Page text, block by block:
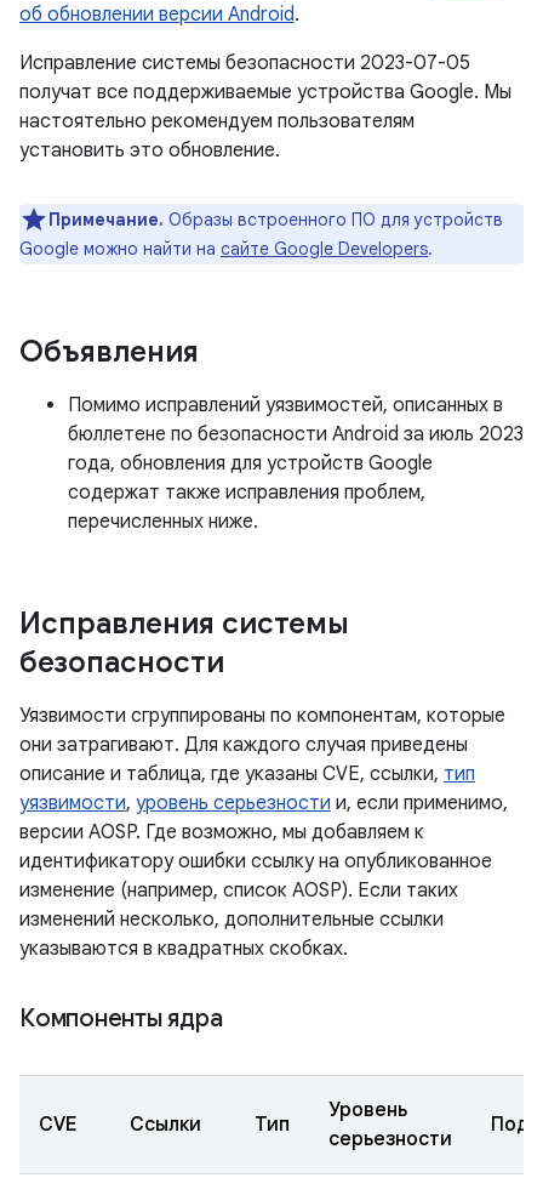
об обновлении версии Android.
Исправление системы безопасности 2023-07-05
получат все поддерживаемые устройства Google. Мы
настоятельно рекомендуем пользователям
установить это обновление.
Примечание. Образы встроенного ПО для устройств
Google можно найти на сайте Google Developers.
Объявления
Помимо исправлений уязвимостей, описанных в
бюллетене по безопасности Android за июль 2023
года, обновления для устройств Google
содержат также исправления проблем,
перечисленных ниже.
Исправления системы
безопасности
Уязвимости сгруппированы по компонентам, которые
они затрагивают. Для каждого случая приведены
описание и таблица, где указаны CVE, ссылки, тип
уязвимости, уровень серьезности и, если применимо,
версии AOSP. Где возможно, мы добавляем к
идентификатору ошибки ссылку на опубликованное
изменение (например, список AOSP). Если таких
изменений несколько, дополнительные ссылки
указываются в квадратных скобках.
Компоненты ядра
CVE Ссылки Тип
Уровень
серьезности